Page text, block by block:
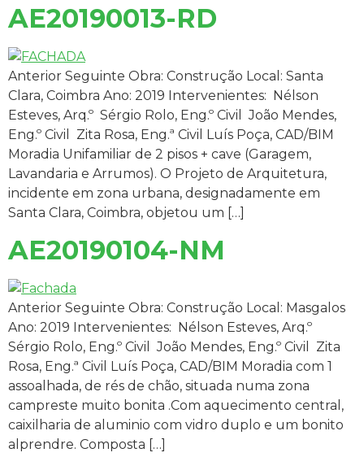
AE20190013-RD
Anterior Seguinte Obra: Construção Local: Santa
Clara, Coimbra Ano: 2019 Intervenientes: Nélson
Esteves, Arq.º Sérgio Rolo, Eng.º Civil João Mendes,
Eng.º Civil Zita Rosa, Eng.ª Civil Luís Poça, CAD/BIM
Moradia Unifamiliar de 2 pisos + cave (Garagem,
Lavandaria e Arrumos). O Projeto de Arquitetura,
incidente em zona urbana, designadamente em
Santa Clara, Coimbra, objetou um […]
AE20190104-NM
Anterior Seguinte Obra: Construção Local: Masgalos
Ano: 2019 Intervenientes: Nélson Esteves, Arq.º
Sérgio Rolo, Eng.º Civil João Mendes, Eng.º Civil Zita
Rosa, Eng.ª Civil Luís Poça, CAD/BIM Moradia com 1
assoalhada, de rés de chão, situada numa zona
campreste muito bonita .Com aquecimento central,
caixilharia de aluminio com vidro duplo e um bonito
alprendre. Composta […]